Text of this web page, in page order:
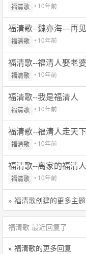
福清歌 • 10年前
福清歌--魏亦海—再
福清歌 • 10年前
福清歌--福清人娶老
福清歌 • 10年前
福清歌--我是福清人
福清歌 • 10年前
福清歌--福清人走天下
福清歌 • 10年前
福清歌--离家的福清人
福清歌 • 10年前
» 福清歌创建的更多主题
福清歌 最近回复了
» 福清歌的更多回复